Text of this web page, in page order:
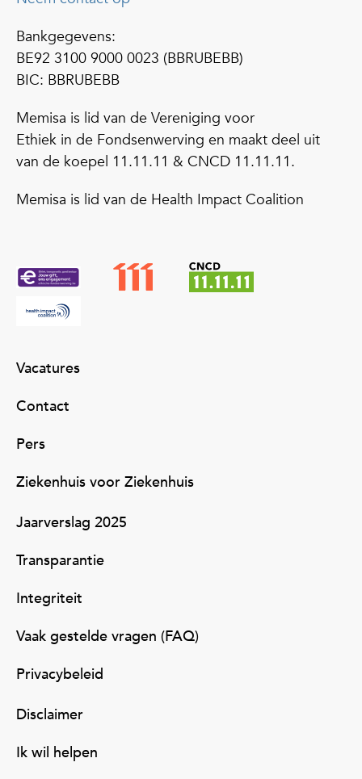
Bankgegevens:
BE92 3100 9000 0023 (BBRUBEBB)
BIC: BBRUBEBB
Memisa is lid van de Vereniging voor
Ethiek in de Fondsenwerving en maakt deel uit
van de koepel 11.11.11 & CNCD 11.11.11.
Memisa is lid van de Health Impact Coalition
Vacatures
Contact
Pers
Ziekenhuis voor Ziekenhuis
Jaarverslag 2025
Transparantie
Integriteit
Vaak gestelde vragen (FAQ)
Privacybeleid
Disclaimer
Ik wil helpen